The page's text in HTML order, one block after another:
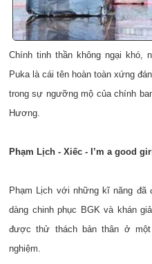
Chính tinh thần không ngại khó,
Puka là cái tên hoàn toàn xứng
trong sự ngưỡng mộ của chính
Hương.
Phạm Lịch - Xiếc - I’m a good girl
Phạm Lịch với những kĩ năng đã
dàng chinh phục BGK và khán
được thử thách bản thân ở
nghiệm.